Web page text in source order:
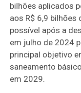
bilhões aplicados
aos R$ 6,9
possível após a
em julho de 2024
principal objetivo
saneamento
em 2029.